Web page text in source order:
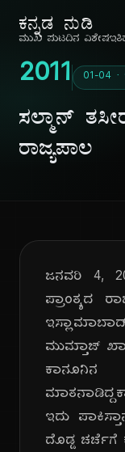
ಕನ್ನಡ ನುಡಿ
ಮುಖ ಪುಟದಿನ ವಿಶೇಷ
2011 01-04 ·
ಸಲ್ಮಾನ್
ರಾಜ್ಯಪಾಲ
ಜನವರಿ 4,
ಪ್ರಾಂತ್ಯದ
ಮುಮ್ತಾಜ್
ಕಾನೂನಿನ
ಇದು
ದೊಡ್ಡ